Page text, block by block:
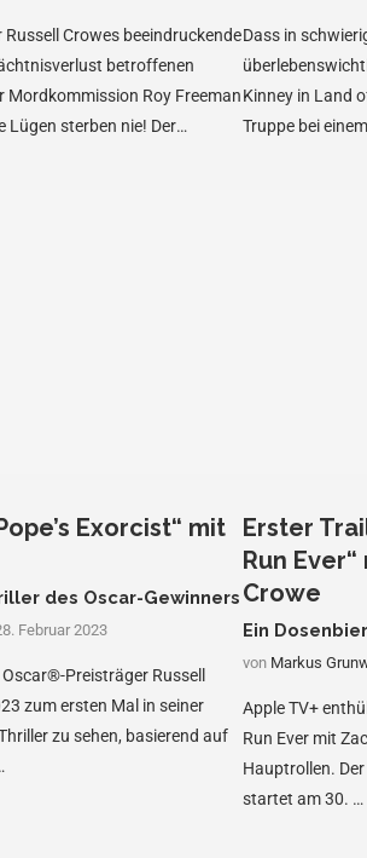
Crowes beeindruckende
betroffenen
Mordkommission Roy Freeman
Lügen sterben nie! Der
Dass in
Kinney in Land
Truppe bei
Exorcist“ mit
des Oscar-Gewinners
Februar 2023
Preisträger Russell
zum ersten Mal in seiner
zu sehen, basierend auf
Erster
Run
Crowe
Ein
von Markus
Apple TV+
Run Ever mit
Hauptrollen.
startet am 30. …